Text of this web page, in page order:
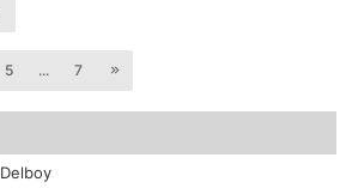
5 ... 7
Delboy